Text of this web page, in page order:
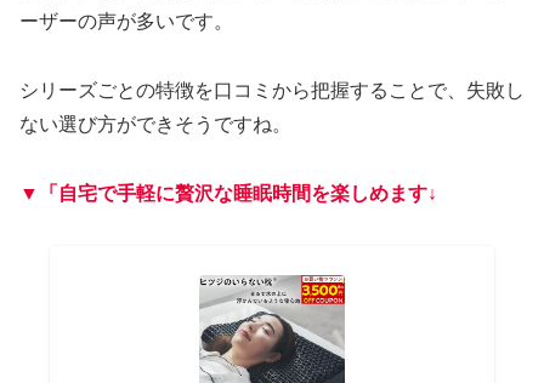
ーザーの声が多いです。
シリーズごとの特徴を口コミから把握することで、失敗し
ない選び方ができそうですね。
▼「自宅で手軽に贅沢な睡眠時間を楽しめます↓